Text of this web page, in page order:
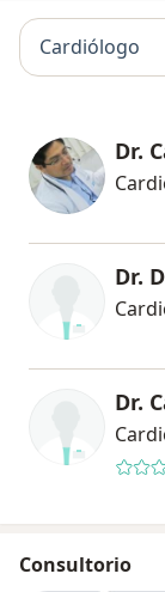
Cardiólogo
Dr.
Dr.
Dr.
Consultorio